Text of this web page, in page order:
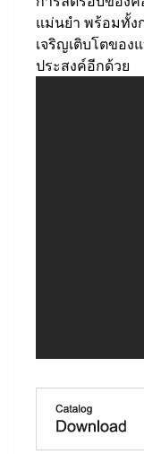
แม่นยำ พร้อมทั้ง
เจริญเติบโตของ
ประสงค์อีกด้วย